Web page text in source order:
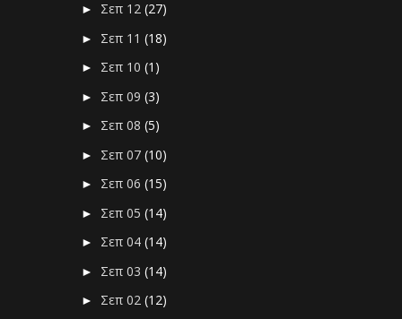
► Σεπ 12(27)
► Σεπ 11(18)
► Σεπ 10(1)
► Σεπ 09(3)
► Σεπ 08(5)
► Σεπ 07(10)
► Σεπ 06(15)
► Σεπ 05(14)
► Σεπ 04(14)
► Σεπ 03(14)
► Σεπ 02(12)